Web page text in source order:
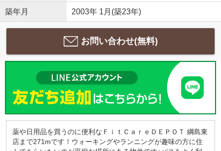
築年月 2003年 1月(築23年)
お問い合わせ(無料)
薬や日用品を買うのに便利なＦｉｔＣａｒｅＤＥＰＯＴ 綱島東
店まで271mです！ウォーキングやランニングが趣味の方に住